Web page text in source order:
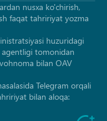
nusxa ko'chirish,
faqat tahririyat yozma
huzuridagi
tomonidan
bilan OAV
Telegram orqali
bilan aloqa: